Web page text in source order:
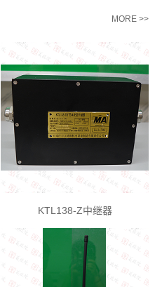
MORE >>
KTL138-Z中继器